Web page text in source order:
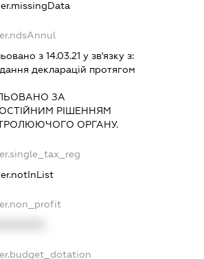
з 14.03.21 у зв'язку з:
декларацiй протягом
ЗА
РIШЕННЯМ
ОРГАНУ.